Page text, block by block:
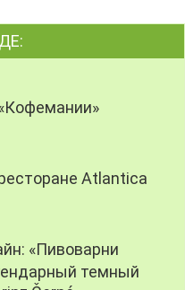
Atlantica
«Пивоварни
темный